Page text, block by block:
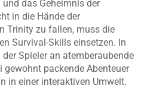
das Geheimnis der
in die Hände der
Trinity zu fallen, muss die
Survival-Skills einsetzen. In
Spieler an atemberaubende
packende Abenteuer
in einer interaktiven Umwelt.